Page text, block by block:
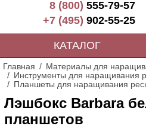
8 (800)555-79-57
+7 (495)902-55-25
КАТАЛОГ
Главная
Материалы для
Инструменты для наращивания
Планшеты для наращивания
Лэшбокс Barbara
планшетов